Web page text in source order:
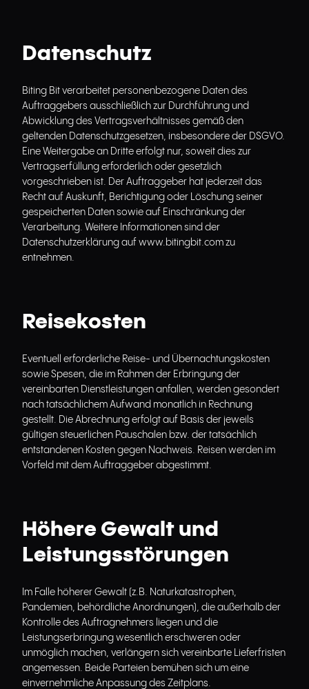
Datenschutz
Biting Bit verarbeitet personenbezogene Daten des
Auftraggebers ausschließlich zur Durchführung und
Abwicklung des Vertragsverhältnisses gemäß den
geltenden Datenschutzgesetzen, insbesondere der DSGVO.
Eine Weitergabe an Dritte erfolgt nur, soweit dies zur
Vertragserfüllung erforderlich oder gesetzlich
vorgeschrieben ist. Der Auftraggeber hat jederzeit das
Recht auf Auskunft, Berichtigung oder Löschung seiner
gespeicherten Daten sowie auf Einschränkung der
Verarbeitung. Weitere Informationen sind der
Datenschutzerklärung auf www.bitingbit.com zu
entnehmen.
Reisekosten
Eventuell erforderliche Reise- und Übernachtungskosten
sowie Spesen, die im Rahmen der Erbringung der
vereinbarten Dienstleistungen anfallen, werden gesondert
nach tatsächlichem Aufwand monatlich in Rechnung
gestellt. Die Abrechnung erfolgt auf Basis der jeweils
gültigen steuerlichen Pauschalen bzw. der tatsächlich
entstandenen Kosten gegen Nachweis. Reisen werden im
Vorfeld mit dem Auftraggeber abgestimmt.
Höhere Gewalt und
Leistungsstörungen
Im Falle höherer Gewalt (z.B. Naturkatastrophen,
Pandemien, behördliche Anordnungen), die außerhalb der
Kontrolle des Auftragnehmers liegen und die
Leistungserbringung wesentlich erschweren oder
unmöglich machen, verlängern sich vereinbarte Lieferfristen
angemessen. Beide Parteien bemühen sich um eine
einvernehmliche Anpassung des Zeitplans.